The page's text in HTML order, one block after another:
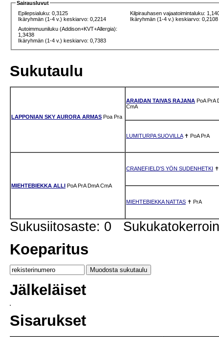
Sairausluvut
Epilepsialuku: 0,3125
Ikäryhmän (1-4 v.) keskiarvo: 0,2214
Kilpirauhasen vajaatoimintaluku:
Ikäryhmän (1-4 v.) keskiarvo: 0,2108
Autoimmuuniluku (Addison+KVT+Allergia):
1,3438
Ikäryhmän (1-4 v.) keskiarvo: 0,7383
Sukutaulu
LAPPONIAN SKY AURORA ARMAS Poa Pra
ARAIDAN TAIVAS RAJANA PoA PrA
CmA
LUMITURPA SUOVILLA✝ PoA PrA
MIEHTEBIEKKA ALLI PoA PrA DmA CmA
CRANEFIELD'S YÖN SUDENHETKI
MIEHTEBIEKKA NATTAS ✝ PrA
Sukusiitosaste: 0
Koeparitus
Jälkeläiset
Sisarukset